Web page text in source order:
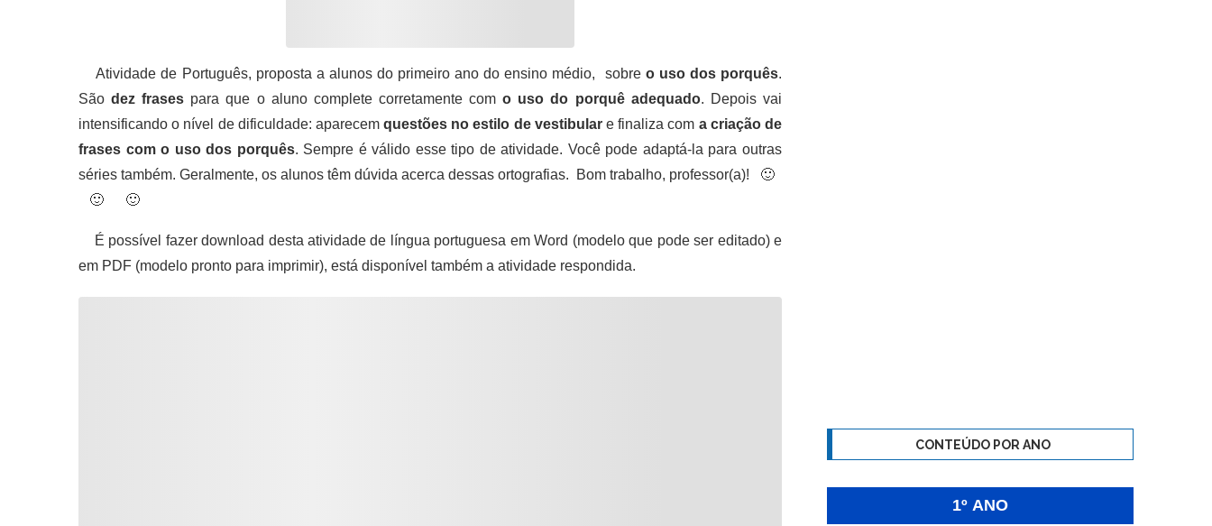
Atividade de Português, proposta a alunos do primeiro ano do ensino médio, sobreo uso dos porquês.
São dez frases para que o aluno complete corretamente como uso do porquê adequado. Depois vai
intensificando o nível de dificuldade: aparecemquestões no estilo de vestibulare finaliza com a criação de
frases com o uso dos porquês. Sempre é válido esse tipo de atividade. Você pode adaptá-la para outras
séries também. Geralmente, os alunos têm dúvida acerca dessas ortografias. Bom trabalho, professor(a)! 🙂
🙂 🙂
É possível fazer download desta atividade de língua portuguesa em Word (modelo que pode ser editado) e
em PDF (modelo pronto para imprimir), está disponível também a atividade respondida.
CONTEÚDO POR ANO
1º ANO